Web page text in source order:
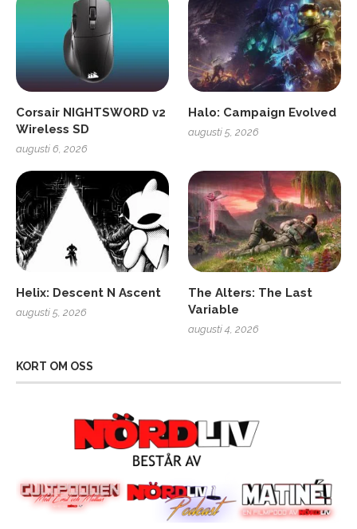
Corsair NIGHTSWORD v2
Wireless SD
augusti 6, 2026
Halo: Campaign Evolved
augusti 5, 2026
Helix: Descent N Ascent
augusti 5, 2026
The Alters: The Last
Variable
augusti 4, 2026
KORT OM OSS